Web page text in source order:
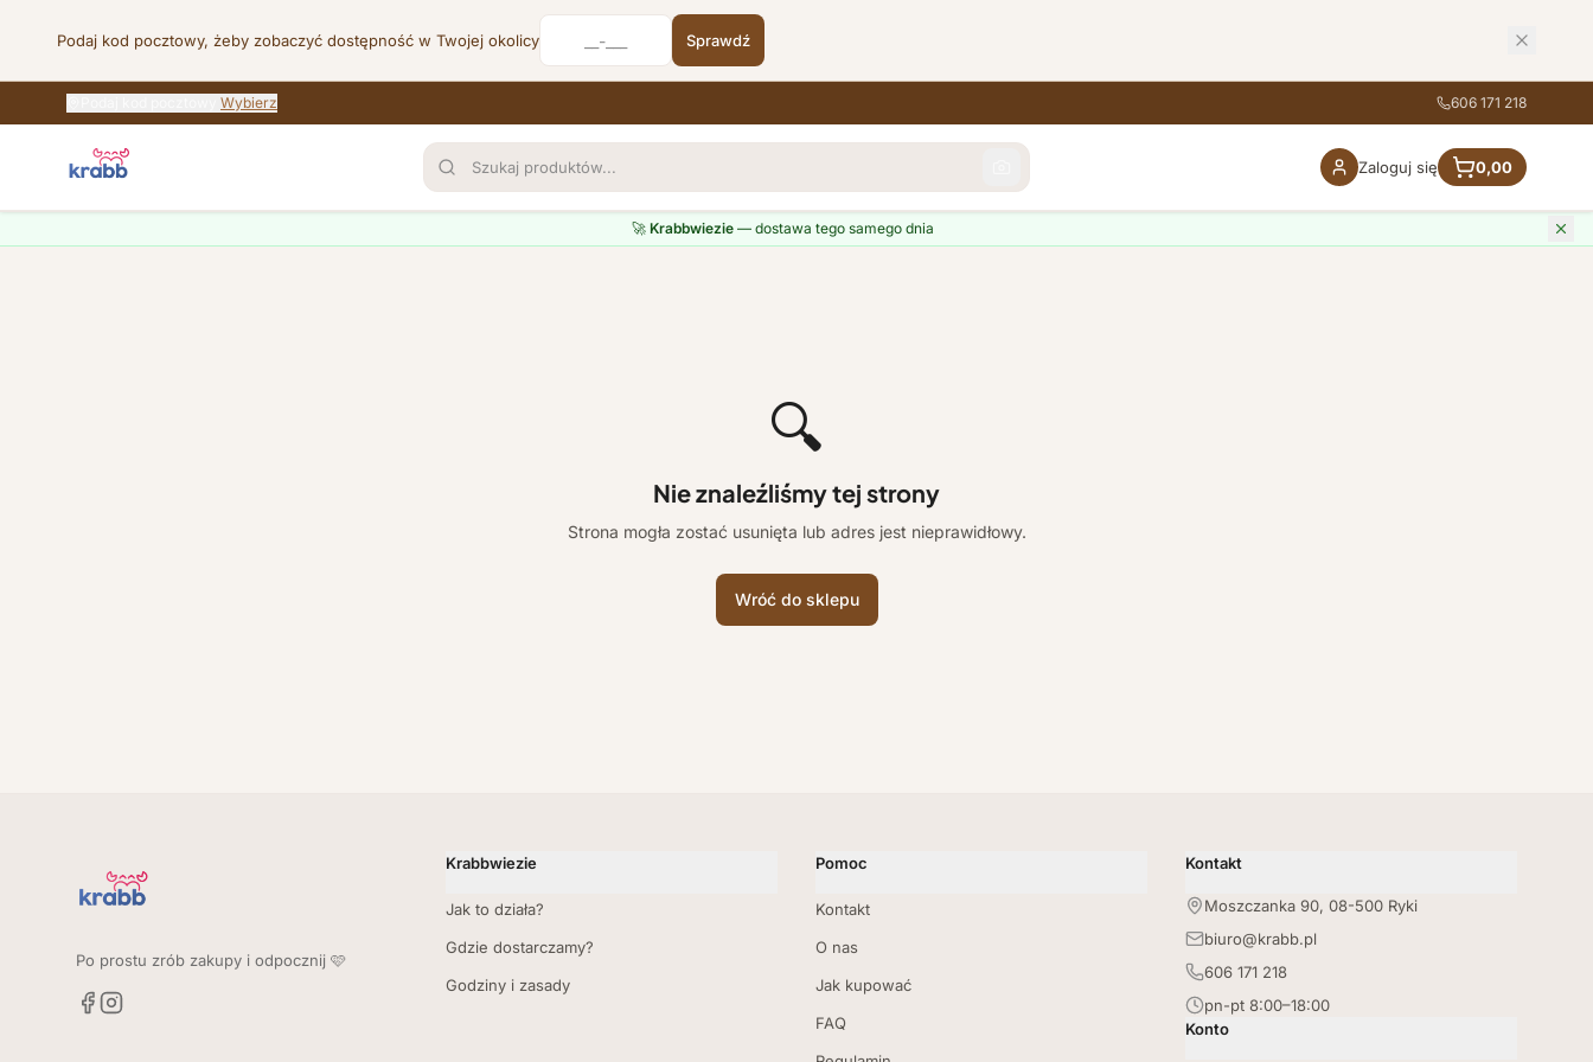
Podaj kod pocztowy, żeby zobaczyć dostępność w Twojej okolicy Sprawdź
Wybierz 606 171 218
Zaloguj się 0,00
🚀 Krabbwiezie— dostawa tego samego dnia
🔍
Nie znaleźliśmy tej strony
Strona mogła zostać usunięta lub adres jest nieprawidłowy.
Wróć do sklepu
Po prostu zrób zakupy i odpocznij 🩷
Krabbwiezie
Jak to działa?
Gdzie dostarczamy?
Godziny i zasady
Pomoc
Kontakt
O nas
Jak kupować
FAQ
Kontakt
Moszczanka 90, 08-500 Ryki
biuro@krabb.pl
606 171 218
pn-pt 8:00–18:00
Konto